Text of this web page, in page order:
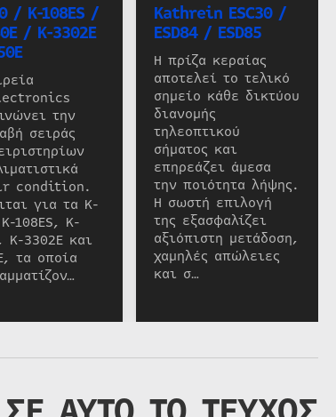
/ K-108ES /
/ K-3302E
την
σειράς
condition.
για τα K-
108ES, K-
K-3302E και
τα οποία
Kathrein ESC30 /
ESD84 / ESD85
Η πρίζα κεραίας
αποτελεί το τελικό
σημείο κάθε δικτύου
διανομής
τηλεοπτικού
σήματος και
επηρεάζει άμεσα
την ποιότητα λήψης.
Η σωστή επιλογή
της εξασφαλίζει
αξιόπιστη μετάδοση,
χαμηλές απώλειες
και σ…